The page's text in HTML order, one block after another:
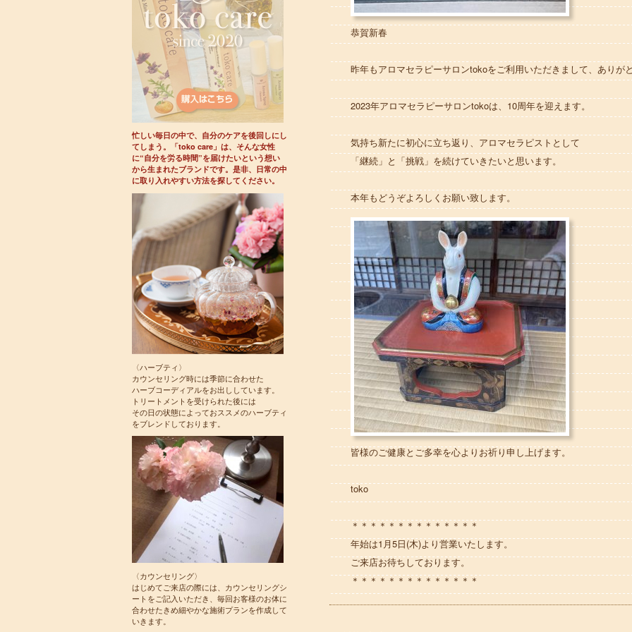
忙しい毎日の中で、自分のケアを後回しにし
てしまう。「toko care」は、そんな女性
に“自分を労る時間”を届けたいという想い
から生まれたブランドです。是非、日常の中
に取り入れやすい方法を探してください。
〈ハーブティ〉
カウンセリング時には季節に合わせた
ハーブコーディアルをお出ししています。
トリートメントを受けられた後には
その日の状態によっておススメのハーブティ
をブレンドしております。
〈カウンセリング〉
はじめてご来店の際には、カウンセリングシ
ートをご記入いただき、毎回お客様のお体に
合わせたきめ細やかな施術プランを作成して
いきます。
恭賀新春
昨年もアロマセラピーサロンtokoをご利用いただきまして、ありが
2023年アロマセラピーサロンtokoは、10周年を迎えます。
気持ち新たに初心に立ち返り、アロマセラピストとして
「継続」と「挑戦」を続けていきたいと思います。
本年もどうぞよろしくお願い致します。
皆様のご健康とご多幸を心よりお祈り申し上げます。
toko
＊＊＊＊＊＊＊＊＊＊＊＊＊＊
年始は1月5日(木)より営業いたします。
ご来店お待ちしております。
＊＊＊＊＊＊＊＊＊＊＊＊＊＊